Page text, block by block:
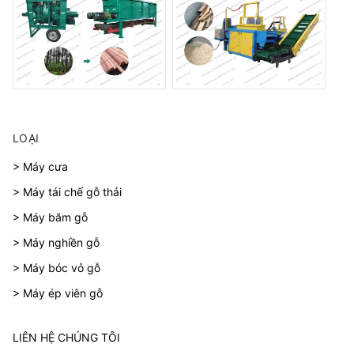
LOẠI
> Máy cưa
> Máy tái chế gỗ thải
> Máy băm gỗ
> Máy nghiền gỗ
> Máy bóc vỏ gỗ
> Máy ép viên gỗ
LIÊN HỆ CHÚNG TÔI